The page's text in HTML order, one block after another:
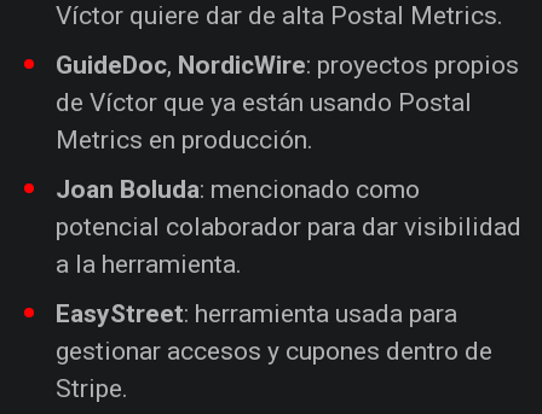
Víctor quiere dar de alta Postal Metrics.
GuideDoc, NordicWire: proyectos propios
de Víctor que ya están usando Postal
Metrics en producción.
Joan Boluda: mencionado como
potencial colaborador para dar visibilidad
a la herramienta.
EasyStreet: herramienta usada para
gestionar accesos y cupones dentro de
Stripe.